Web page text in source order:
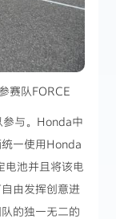
赛队FORCE
与。Honda中
一使用Honda
电池并且将该电
由发挥创意进
的独一无二的